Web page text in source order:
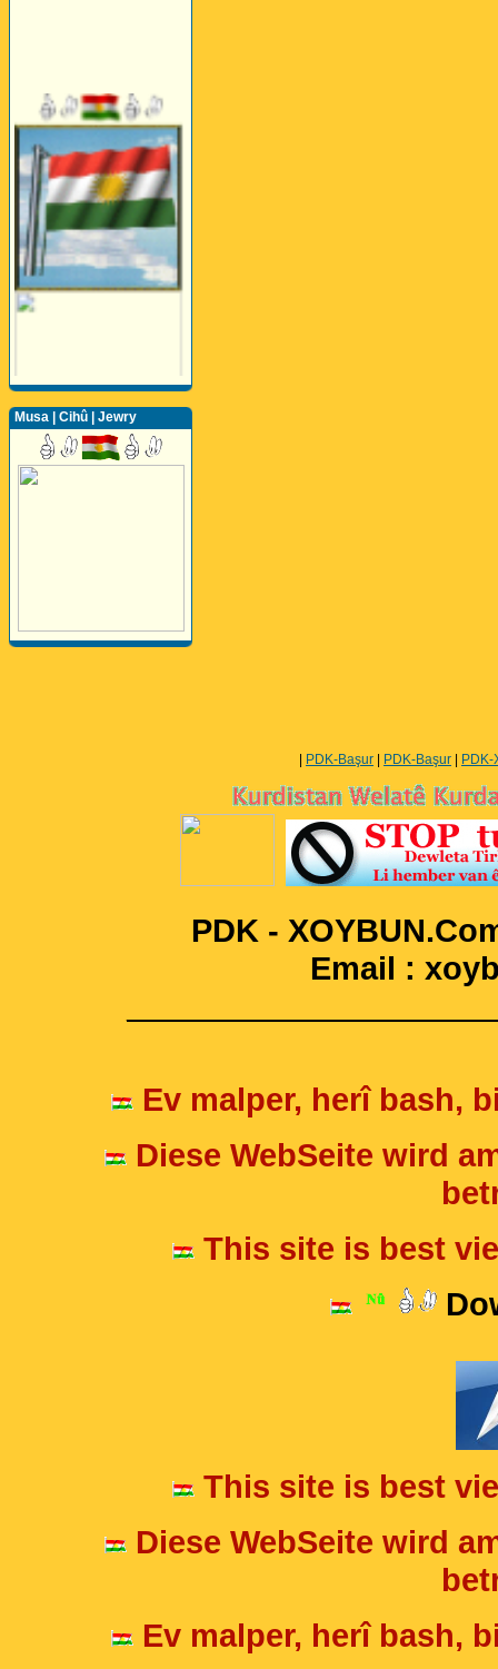
Kurdî û Îngîlîzî
Musa | Cihû | Jewry
PDK-Başur PDK-Başur
PDK -
Email :
Ev malper, herî bash,
Diese WebSeite wird
This site is best
This site is best
Diese WebSeite wird
Ev malper, herî bash,